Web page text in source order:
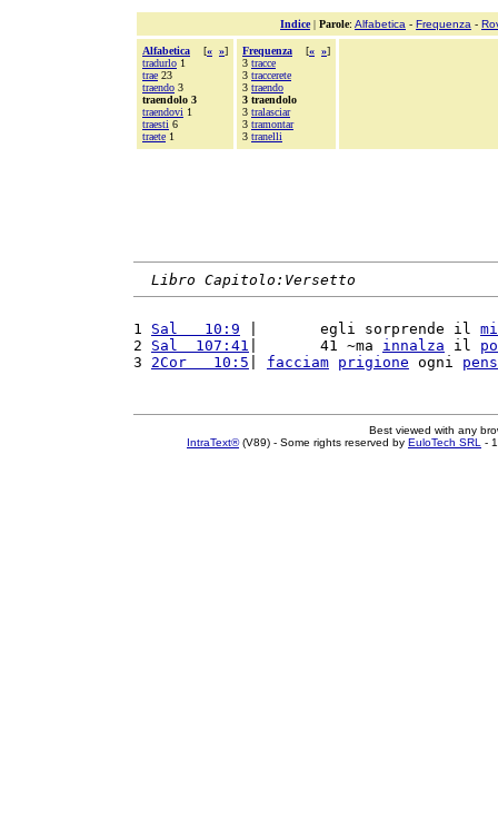
Indice| Parole: Alfabetica - Frequenza -
Alfabetica [« »]
tradurlo 1
trae 23
traendo 3
traendolo 3
traendovi 1
traesti 6
traete 1
Frequenza [« »]
3 tracce
3 traccerete
3 traendo
3 traendolo
3 tralasciar
3 tramontar
3 tranelli
Libro Capitolo:Versetto
1 Sal   10:9 |       egli sorprende il
2 Sal  107:41 |       41 ~ma innalza il
3 2Cor   10:5 facciam prigione ogni
Best viewed with any
IntraText®(V89) - Some rights reserved by EuloTech SRL -